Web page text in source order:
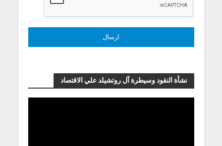
نشأة النقود وسيطرة آل روتشيلد علي الاقتصاد